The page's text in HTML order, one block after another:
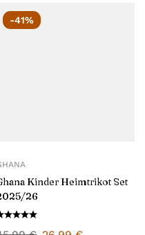
-41%
Kinder Heimtrikot Set
26